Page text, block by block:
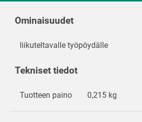
Ominaisuudet
liikuteltavalle työpöydälle
Tekniset tiedot
Tuotteen paino 0,215 kg